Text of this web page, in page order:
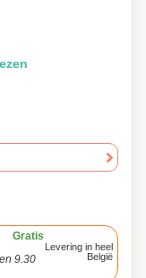
Gratis
9.30
Levering in heel
België